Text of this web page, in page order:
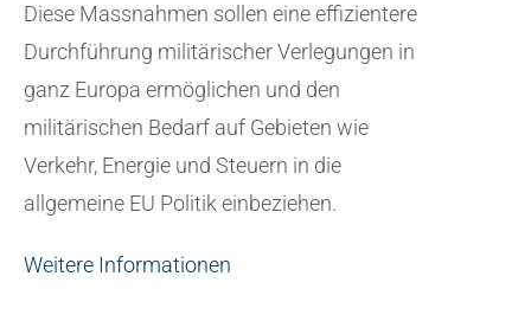
Diese Massnahmen sollen eine effizientere
Durchführung militärischer Verlegungen in
ganz Europa ermöglichen und den
militärischen Bedarf auf Gebieten wie
Verkehr, Energie und Steuern in die
allgemeine EU Politik einbeziehen.
Weitere Informationen